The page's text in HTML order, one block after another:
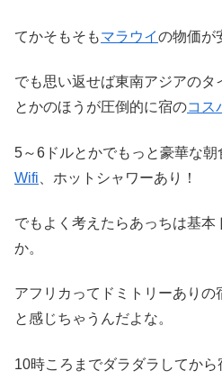
てかそもそもマラウイの物価が
でも思い返せば東南アジアのタ
とかのほうが圧倒的に宿のコス
5～6ドルとかでもっと豪華な
Wifi 、ホットシャワーあり！
でもよく考えたらあっちは基
か。
アフリカってドミトリーありの
と感じちゃうんだよな。
10時ころまでダラダラしてから